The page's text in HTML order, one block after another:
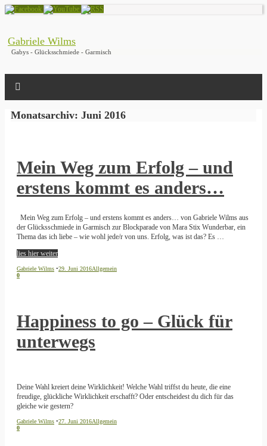
Gabriele Wilms
Gabys - Glücksschmiede - Garmisch
Monatsarchiv: Juni 2016
Mein Weg zum Erfolg – und
erstens kommt es anders…
Mein Weg zum Erfolg – und erstens kommt es anders… von Gabriele Wilms aus
der Glücksschmiede in Garmisch zur Blockparade von Mara Stix Wunderbar, ein
Thema das ich liebe – wie wohl jede/r von uns. Erfolg, was ist das? Es …
lies hier weiter
Gabriele Wilms •29. Juni 2016Allgemein
0
Happiness to go – Glück für
unterwegs
Deine Wahl kreiert deine Wirklichkeit! Welche Wahl triffst du heute, die eine
freudige, glückliche Wirklichkeit erschafft? Oder entscheidest du dich für das
gleiche wie gestern?
Gabriele Wilms •27. Juni 2016Allgemein
0